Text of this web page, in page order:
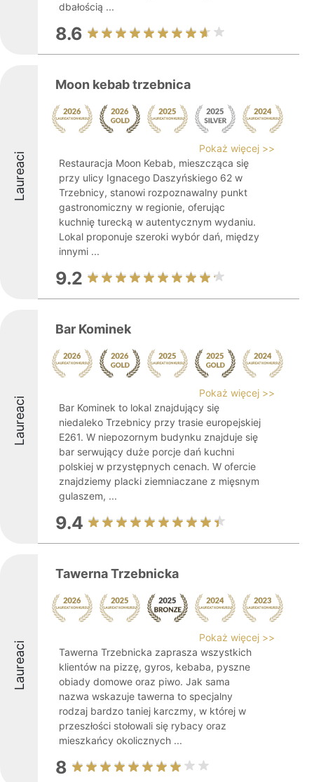
dbałością ...
8.6
Laureaci
Moon kebab trzebnica
Pokaż więcej >>
Restauracja Moon Kebab, mieszcząca się
przy ulicy Ignacego Daszyńskiego 62 w
Trzebnicy, stanowi rozpoznawalny punkt
gastronomiczny w regionie, oferując
kuchnię turecką w autentycznym wydaniu.
Lokal proponuje szeroki wybór dań, między
innymi ...
9.2
Laureaci
Bar Kominek
Pokaż więcej >>
Bar Kominek to lokal znajdujący się
niedaleko Trzebnicy przy trasie europejskiej
E261. W niepozornym budynku znajduje się
bar serwujący duże porcje dań kuchni
polskiej w przystępnych cenach. W ofercie
znajdziemy placki ziemniaczane z mięsnym
gulaszem, ...
9.4
Laureaci
Tawerna Trzebnicka
Pokaż więcej >>
Tawerna Trzebnicka zaprasza wszystkich
klientów na pizzę, gyros, kebaba, pyszne
obiady domowe oraz piwo. Jak sama
nazwa wskazuje tawerna to specjalny
rodzaj bardzo taniej karczmy, w której w
przeszłości stołowali się rybacy oraz
mieszkańcy okolicznych ...
8